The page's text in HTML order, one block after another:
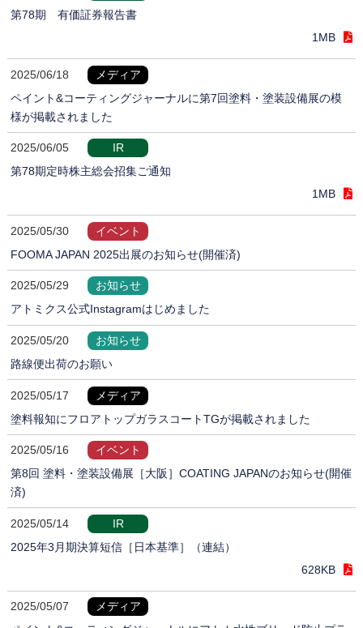
第78期 有価証券報告書
1MB
2025/06/18
メディア
ペイント&コーティングジャーナルに第7回塗料・塗装設備展の模
様が掲載されました
2025/06/05
IR
第78期定時株主総会招集ご通知
1MB
2025/05/30
イベント
FOOMA JAPAN 2025出展のお知らせ(開催済)
2025/05/29
お知らせ
アトミクス公式Instagramはじめました
2025/05/20
お知らせ
路線便出荷のお願い
2025/05/17
メディア
塗料報知にフロアトップガラスコートTGが掲載されました
2025/05/16
イベント
第8回 塗料・塗装設備展［大阪］COATING JAPANのお知らせ(開催
済)
2025/05/14
IR
2025年3月期決算短信［日本基準］（連結）
628KB
2025/05/07
メディア